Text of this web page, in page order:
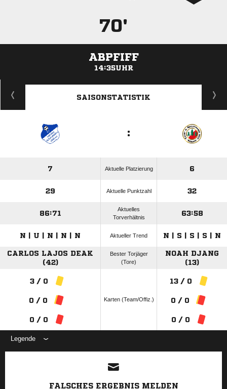
70'
ABPFIFF
14:35UHR
ANZEIGE
SAISONSTATISTIK
:
7 Aktuelle Platzierung 6
29 Aktuelle Punktzahl 32
86:71
Aktuelles
Torverhältnis
63:58
N | U | N | N | N Aktueller Trend N | S | S | S | N
CARLOS LAJOS DEAK
(42)
Bester Torjäger
(Tore)
NOAH DJANG
(13)
3 / 0
0 / 0
0 / 0
Karten (Team/Offiz.)
13 / 0
0 / 0
0 / 0
Legende
ANZEIGE
FALSCHES ERGEBNIS MELDEN